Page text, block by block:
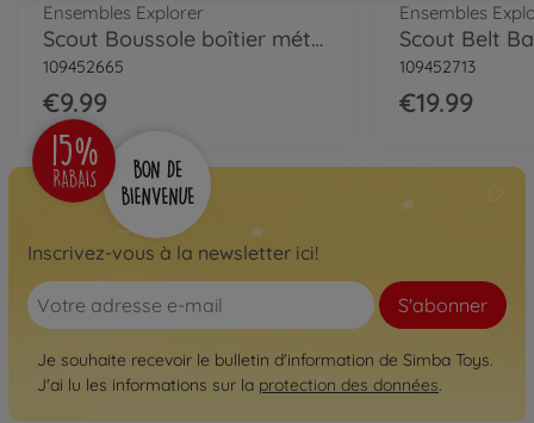
Ensembles Explorer
Scout Boussole boîtier métallique
109452665
€9.99
Ensembles
109452713
€19.99
Inscrivez-vous à la newsletter ici!
S'abonner
Je souhaite recevoir le bulletin d'information de Simba Toys.
J'ai lu les informations sur la protection des données.